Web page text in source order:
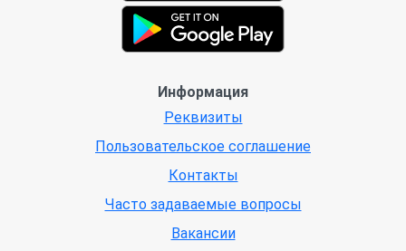
Информация
Реквизиты
Пользовательское соглашение
Контакты
Часто задаваемые вопросы
Вакансии